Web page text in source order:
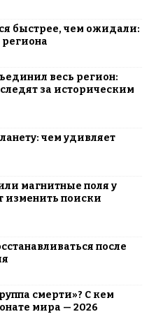
быстрее, чем ожидали:
региона
весь регион:
за историческим
чем удивляет
магнитные поля у
изменить поиски
после
смерти»? С кем
мира — 2026